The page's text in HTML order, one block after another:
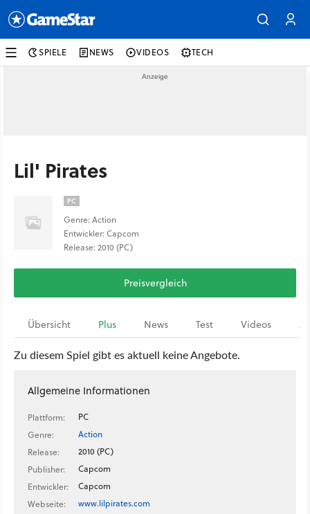
SPIELE NEWS VIDEOS TECH
Lil' Pirates
PC
Genre: Action
Entwickler: Capcom
Release: 2010 (PC)
Preisvergleich
Übersicht Plus News Test Videos
Zu diesem Spiel gibt es aktuell keine Angebote.
Allgemeine Informationen
Plattform:
PC
Genre:
Action
Release:
2010 (PC)
Publisher:
Capcom
Entwickler:
Capcom
Webseite:
www.lilpirates.com